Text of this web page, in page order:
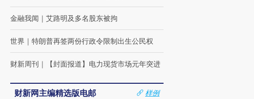
金融我闻 ｜ 艾路明及多名股东被拘
世界 ｜ 特朗普再签两份行政令限制出生公民权
财新周刊 ｜ 【封面报道】电力现货市场元年突进
财新网主编精选版电邮
样例